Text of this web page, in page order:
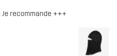
recommande +++